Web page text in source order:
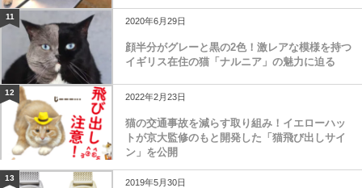
11 2020年6月29日
顔半分がグレーと黒の2色！激レアな模様を持つ
イギリス在住の猫「ナルニア」の魅力に迫る
12 2022年2月23日
猫の交通事故を減らす取り組み！イエローハッ
トが京大監修のもと開発した「猫飛び出しサイ
ン」を公開
13 2019年5月30日